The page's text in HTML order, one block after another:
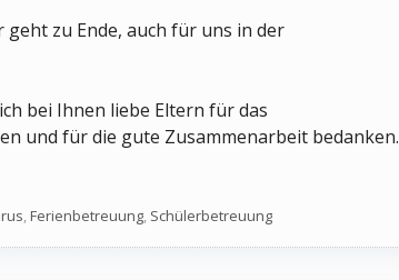
zu Ende, auch für uns in der
bei Ihnen liebe Eltern für das
und für die gute Zusammenarbeit bedanken.
2019/20"
,Ferienbetreuung, Schülerbetreuung